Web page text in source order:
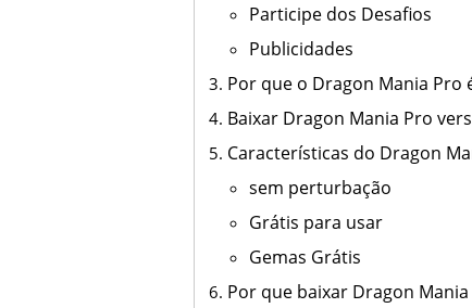
Participe dos Desafios
Publicidades
Por que o Dragon Mania Pro
Baixar Dragon Mania Pro
Características do Dragon
sem perturbação
Grátis para usar
Gemas Grátis
Por que baixar Dragon Mania